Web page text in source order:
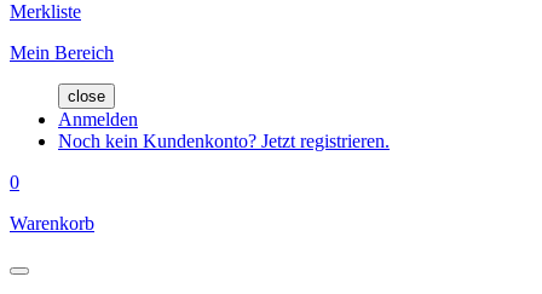
Merkliste
Mein Bereich
close
Anmelden
Noch kein Kundenkonto? Jetzt registrieren.
0
Warenkorb